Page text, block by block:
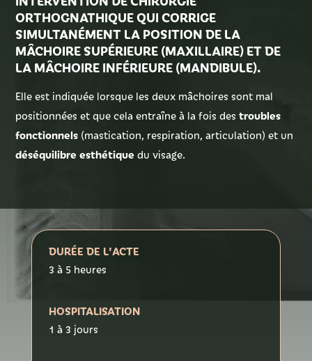
Tarifs
Contact
ORTHOGNATHIQUE QUI CORRIGE
SIMULTANÉMENT LA POSITION DE LA
MÂCHOIRE SUPÉRIEURE (MAXILLAIRE) ET DE
LA MÂCHOIRE INFÉRIEURE (MANDIBULE).
Elle est indiquée lorsque les deux mâchoires sont mal
positionnées et que cela entraîne à la fois destroubles
fonctionnels (mastication, respiration, articulation) et un
déséquilibre esthétique du visage.
DURÉE DE L'ACTE
3 à 5 heures
HOSPITALISATION
1 à 3 jours